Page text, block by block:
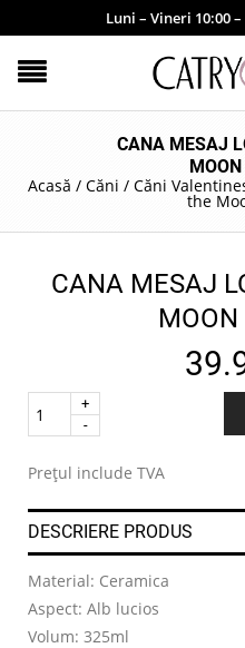
Luni – Vineri 10:00
CANA MESAJ
Acasă / Căni / Căni
the
CANA MESAJ
Quantity
Prețul include TVA
DESCRIERE PRODUS
Material: Ceramica
Aspect: Alb lucios
Volum: 325ml